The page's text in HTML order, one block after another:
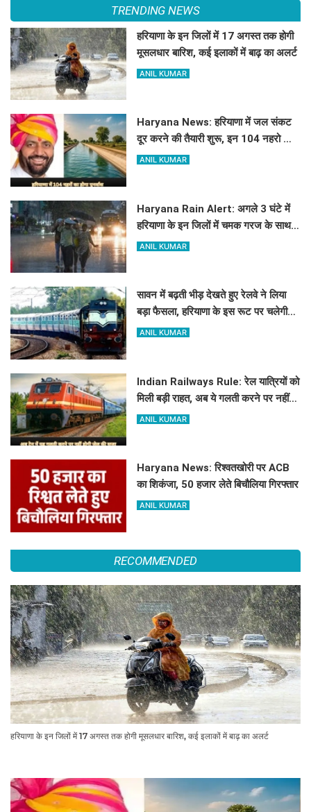
TRENDING NEWS
हरियाणा के इन जिलों में 17 अगस्त तक होगी
मूसलधार बारिश, कई इलाकों में बाढ़ का अलर्ट
ANIL KUMAR
Haryana News: हरियाणा में जल संकट
दूर करने की तैयारी शुरू, इन 104 नहरो का
होगा पुनर्वास
ANIL KUMAR
Haryana Rain Alert: अगले 3 घंटे में
हरियाणा के इन जिलों में चमक गरज के साथ
होगी बारिश, देखिए ताजा अलर्ट
ANIL KUMAR
सावन में बढ़ती भीड़ देखते हुए रेलवे ने लिया
बड़ा फैसला, हरियाणा के इस रूट पर चलेगी
स्पेशल ट्रेन, देखें टाइमिंग
ANIL KUMAR
Indian Railways Rule: रेल यात्रियों को
मिली बड़ी राहत, अब ये गलती करने पर नहीं
होगी कोई सजा
ANIL KUMAR
Haryana News: रिश्वतखोरी पर ACB
का शिकंजा, 50 हजार लेते बिचौलिया गिरफ्तार
ANIL KUMAR
RECOMMENDED
हरियाणा के इन जिलों में 17 अगस्त तक होगी मूसलधार बारिश, कई इलाकों में बाढ़ का अलर्ट